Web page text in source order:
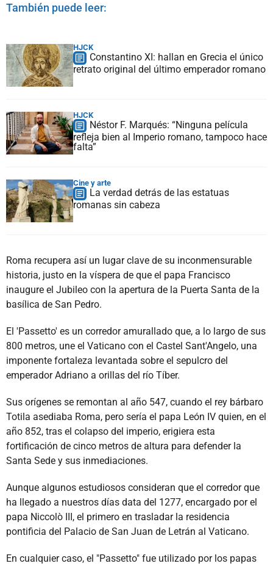
También puede leer:
HJCK
Constantino XI: hallan en Grecia el único
retrato original del último emperador romano
HJCK
Néstor F. Marqués: “Ninguna película
refleja bien al Imperio romano, tampoco hace
falta”
Cine y arte
La verdad detrás de las estatuas
romanas sin cabeza
Roma recupera así un lugar clave de su inconmensurable
historia, justo en la víspera de que el papa Francisco
inaugure el Jubileo con la apertura de la Puerta Santa de la
basílica de San Pedro.
El 'Passetto' es un corredor amurallado que, a lo largo de sus
800 metros, une el Vaticano con el Castel Sant'Angelo, una
imponente fortaleza levantada sobre el sepulcro del
emperador Adriano a orillas del río Tíber.
Sus orígenes se remontan al año 547, cuando el rey bárbaro
Totila asediaba Roma, pero sería el papa León IV quien, en el
año 852, tras el colapso del imperio, erigiera esta
fortificación de cinco metros de altura para defender la
Santa Sede y sus inmediaciones.
Aunque algunos estudiosos consideran que el corredor que
ha llegado a nuestros días data del 1277, encargado por el
papa Niccolò III, el primero en trasladar la residencia
pontificia del Palacio de San Juan de Letrán al Vaticano.
En cualquier caso, el "Passetto" fue utilizado por los papas